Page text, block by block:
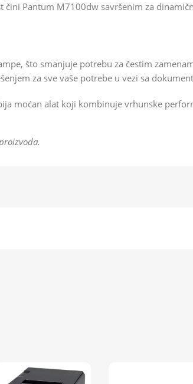
Pantum M7100dw savršenim za
što smanjuje potrebu za čestim
za sve vaše potrebe u vezi sa
moćan alat koji kombinuje vrhunske